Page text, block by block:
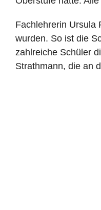
Fachlehrerin Ursula
wurden. So ist die
zahlreiche Schüler
Strathmann, die an